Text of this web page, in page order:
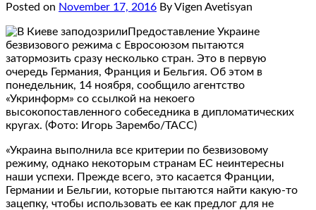
Posted on November 17, 2016 By Vigen Avetisyan
Предоставление Украине
безвизового режима с Евросоюзом пытаются
затормозить сразу несколько стран. Это в первую
очередь Германия, Франция и Бельгия. Об этом в
понедельник, 14 ноября, сообщило агентство
«Укринформ» со ссылкой на некоего
высокопоставленного собеседника в дипломатических
кругах. (Фото: Игорь Зарембо/ТАСС)
«Украина выполнила все критерии по безвизовому
режиму, однако некоторым странам ЕС неинтересны
наши успехи. Прежде всего, это касается Франции,
Германии и Бельгии, которые пытаются найти какую-то
зацепку, чтобы использовать ее как предлог для не